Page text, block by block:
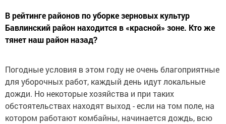
В рейтинге районов по уборке зерновых культур
Бавлинский район находится в «красной» зоне. Кто же
тянет наш район назад?
Погодные условия в этом году не очень благоприятные
для уборочных работ, каждый день идут локальные
дожди. Но некоторые хозяйства и при таких
обстоятельствах находят выход - если на том поле, на
котором работают комбайны, начинается дождь, всю